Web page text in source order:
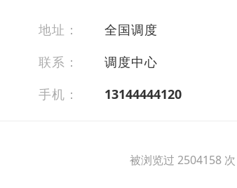
地址：
全国调度
联系：
调度中心
手机：
13144444120
被浏览过 2504158